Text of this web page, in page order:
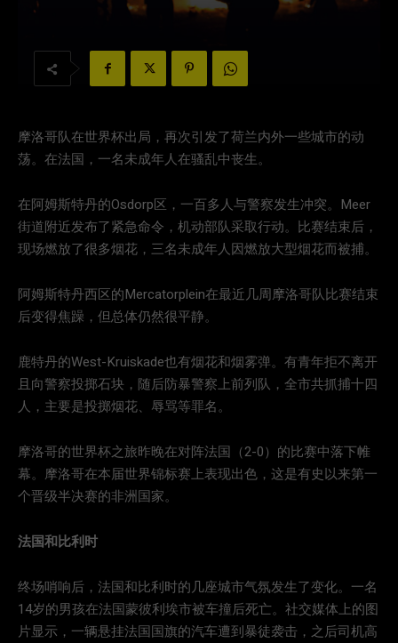
摩洛哥队在世界杯出局，再次引发了荷兰内外一些城市的动
荡。在法国，一名未成年人在骚乱中丧生。
在阿姆斯特丹的Osdorp区，一百多人与警察发生冲突。Meer
街道附近发布了紧急命令，机动部队采取行动。比赛结束后，
现场燃放了很多烟花，三名未成年人因燃放大型烟花而被捕。
阿姆斯特丹西区的Mercatorplein在最近几周摩洛哥队比赛结束
后变得焦躁，但总体仍然很平静。
鹿特丹的West-Kruiskade也有烟花和烟雾弹。有青年拒不离开
且向警察投掷石块，随后防暴警察上前列队，全市共抓捕十四
人，主要是投掷烟花、辱骂等罪名。
摩洛哥的世界杯之旅昨晚在对阵法国（2-0）的比赛中落下帷
幕。摩洛哥在本届世界锦标赛上表现出色，这是有史以来第一
个晋级半决赛的非洲国家。
法国和比利时
终场哨响后，法国和比利时的几座城市气氛发生了变化。一名
14岁的男孩在法国蒙彼利埃市被车撞后死亡。社交媒体上的图
片显示，一辆悬挂法国国旗的汽车遭到暴徒袭击，之后司机高